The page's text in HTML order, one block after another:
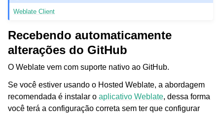
Weblate Client
Recebendo automaticamente
alterações do GitHub
O Weblate vem com suporte nativo ao GitHub.
Se você estiver usando o Hosted Weblate, a abordagem
recomendada é instalar o aplicativo Weblate, dessa forma
você terá a configuração correta sem ter que configurar